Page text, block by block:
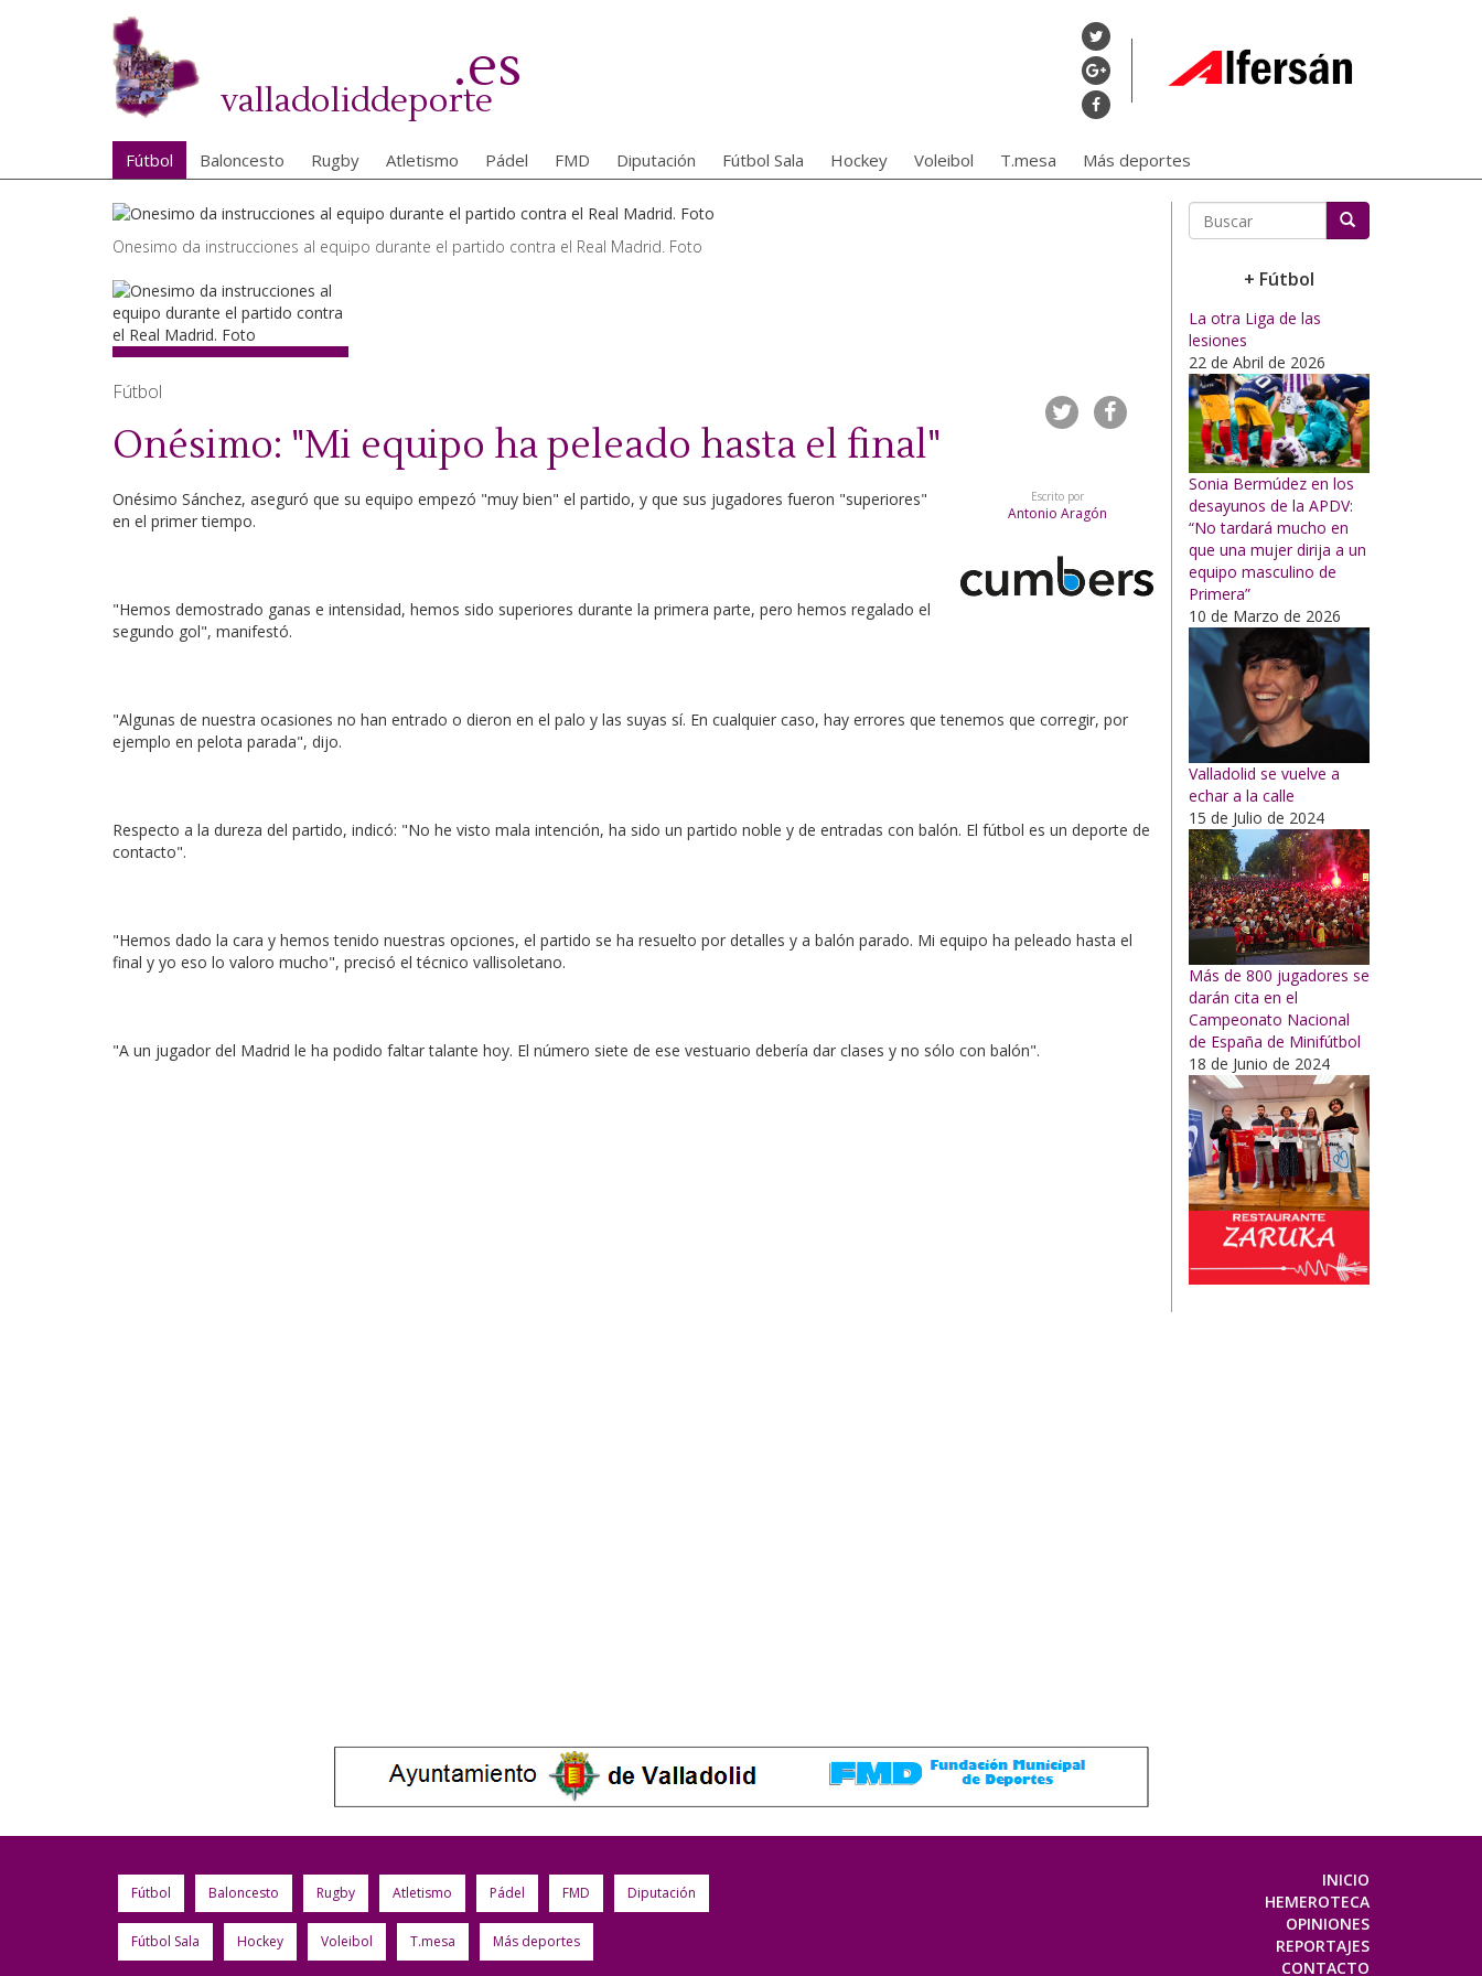
valladoliddeporte
.es
Fútbol Baloncesto Rugby Atletismo Pádel FMD Diputación Fútbol Sala Hockey Voleibol T.mesa Más deportes
Onesimo da instrucciones al equipo durante el partido contra el Real Madrid. Foto
Fútbol
Onésimo: "Mi equipo ha peleado hasta el final"
Escrito por
Antonio Aragón
Onésimo Sánchez, aseguró que su equipo empezó "muy bien" el partido, y que sus jugadores fueron "superiores"
en el primer tiempo.
"Hemos demostrado ganas e intensidad, hemos sido superiores durante la primera parte, pero hemos regalado el
segundo gol", manifestó.
"Algunas de nuestra ocasiones no han entrado o dieron en el palo y las suyas sí. En cualquier caso, hay errores que tenemos que corregir, por
ejemplo en pelota parada", dijo.
Respecto a la dureza del partido, indicó: "No he visto mala intención, ha sido un partido noble y de entradas con balón. El fútbol es un deporte de
contacto".
"Hemos dado la cara y hemos tenido nuestras opciones, el partido se ha resuelto por detalles y a balón parado. Mi equipo ha peleado hasta el
final y yo eso lo valoro mucho", precisó el técnico vallisoletano.
"A un jugador del Madrid le ha podido faltar talante hoy. El número siete de ese vestuario debería dar clases y no sólo con balón".
+ Fútbol
La otra Liga de las
lesiones
22 de Abril de 2026
Sonia Bermúdez en los
desayunos de la APDV:
“No tardará mucho en
que una mujer dirija a un
equipo masculino de
Primera”
10 de Marzo de 2026
Valladolid se vuelve a
echar a la calle
15 de Julio de 2024
Más de 800 jugadores se
darán cita en el
Campeonato Nacional
de España de Minifútbol
18 de Junio de 2024
Fútbol Baloncesto Rugby Atletismo Pádel FMD Diputación
Fútbol Sala Hockey Voleibol T.mesa Más deportes
INICIO
HEMEROTECA
OPINIONES
REPORTAJES
CONTACTO